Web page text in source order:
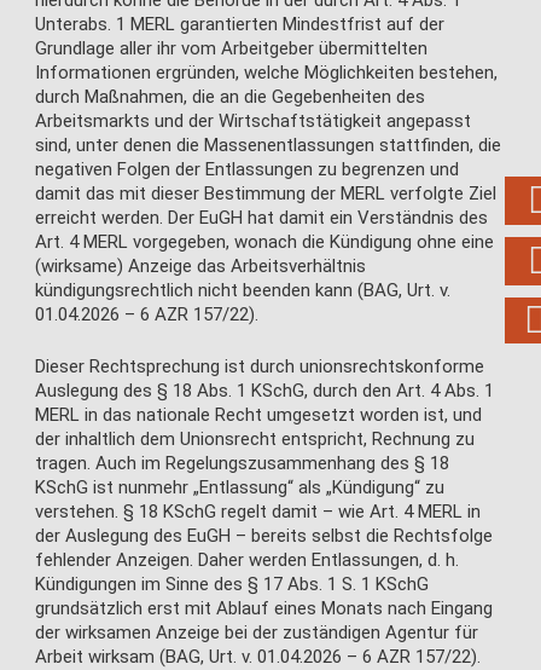
Unterabs. 1 MERL garantierten Mindestfrist auf der
Grundlage aller ihr vom Arbeitgeber übermittelten
Informationen ergründen, welche Möglichkeiten bestehen,
durch Maßnahmen, die an die Gegebenheiten des
Arbeitsmarkts und der Wirtschaftstätigkeit angepasst
sind, unter denen die Massenentlassungen stattfinden, die
negativen Folgen der Entlassungen zu begrenzen und
damit das mit dieser Bestimmung der MERL verfolgte Ziel
erreicht werden. Der EuGH hat damit ein Verständnis des
Art. 4 MERL vorgegeben, wonach die Kündigung ohne eine
(wirksame) Anzeige das Arbeitsverhältnis
kündigungsrechtlich nicht beenden kann (BAG, Urt. v.
01.04.2026 – 6 AZR 157/22).
Dieser Rechtsprechung ist durch unionsrechtskonforme
Auslegung des § 18 Abs. 1 KSchG, durch den Art. 4 Abs. 1
MERL in das nationale Recht umgesetzt worden ist, und
der inhaltlich dem Unionsrecht entspricht, Rechnung zu
tragen. Auch im Regelungszusammenhang des § 18
KSchG ist nunmehr „Entlassung“ als „Kündigung“ zu
verstehen. § 18 KSchG regelt damit – wie Art. 4 MERL in
der Auslegung des EuGH – bereits selbst die Rechtsfolge
fehlender Anzeigen. Daher werden Entlassungen, d. h.
Kündigungen im Sinne des § 17 Abs. 1 S. 1 KSchG
grundsätzlich erst mit Ablauf eines Monats nach Eingang
der wirksamen Anzeige bei der zuständigen Agentur für
Arbeit wirksam (BAG, Urt. v. 01.04.2026 – 6 AZR 157/22).